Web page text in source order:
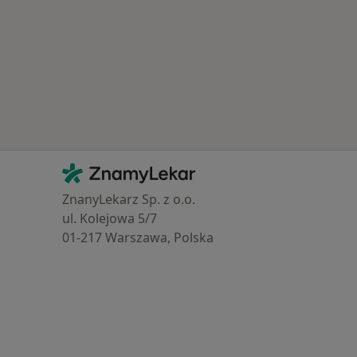
Kontakt
ZnamyLekar - Hlavní stránka
ZnanyLekarz Sp. z o.o.
ul. Kolejowa 5/7
01-217 Warszawa, Polska